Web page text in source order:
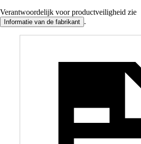
Verantwoordelijk voor productveiligheid zie
Informatie van de fabrikant .